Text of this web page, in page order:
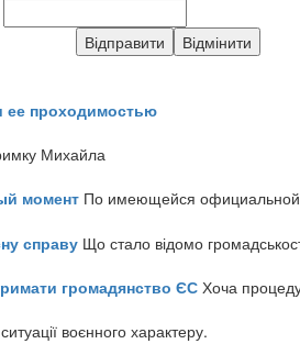
ее проходимостью
Михайла
момент По имеющейся официальной
справу Що стало відомо
громадянство ЄС Хоча
воєнного характеру.